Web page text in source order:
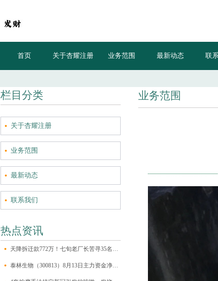
首页 关于杏耀注册 业务范围 最新动态 联
栏目分类
关于杏耀注册
业务范围
最新动态
联系我们
热点资讯
天降拆迁款772万！七旬老厂长苦寻35名失联职工：“回来领钱！”
泰林生物（300813）8月13日主力资金净卖出182.79万元
业务范围